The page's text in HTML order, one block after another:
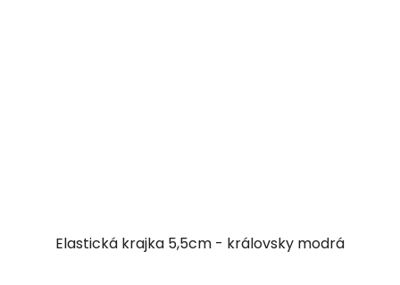
Elastická krajka 5,5cm - královsky modrá